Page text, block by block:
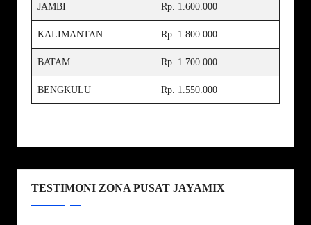
JAMBI Rp. 1.600.000
KALIMANTAN Rp. 1.800.000
BATAM Rp. 1.700.000
BENGKULU Rp. 1.550.000
TESTIMONI ZONA PUSAT JAYAMIX